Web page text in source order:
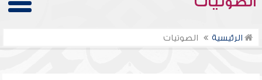
الرئيسية الصوتيات